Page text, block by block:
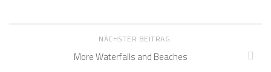
NÄCHSTER BEITRAG
More Waterfalls and Beaches